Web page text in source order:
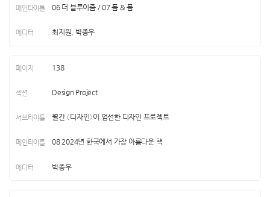
06 더 블루이즘 / 07 폼 & 폼
최지원, 박종우
138
Design Project
월간 〈디자인〉이 엄선한 디자인 프로젝트
08 2024년 한국에서 가장 아름다운 책
박종우